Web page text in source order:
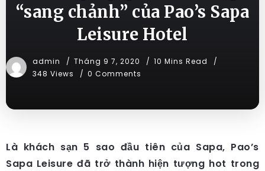
“sang chảnh” của Pao’s Sapa
Leisure Hotel
admin Tháng 9 7, 2020
10 Mins Read
348 Views
0 Comments
Là khách sạn 5 sao đầu tiên của Sapa, Pao’s
Sapa Leisure đã trở thành hiện tượng hot trong